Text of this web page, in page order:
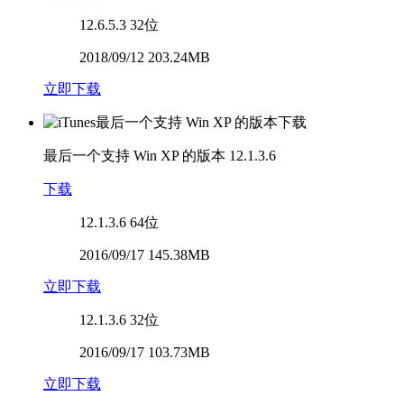
12.6.5.3 32位
2018/09/12 203.24MB
立即下载
最后一个支持 Win XP 的版本 12.1.3.6
下载
12.1.3.6 64位
2016/09/17 145.38MB
立即下载
12.1.3.6 32位
2016/09/17 103.73MB
立即下载